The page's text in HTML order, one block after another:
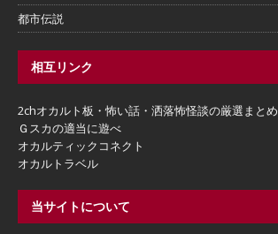
都市伝説
相互リンク
2chオカルト板・怖い話・洒落怖怪談の厳選まとめ
Ｇスカの適当に遊べ
オカルティックコネクト
オカルトラベル
当サイトについて